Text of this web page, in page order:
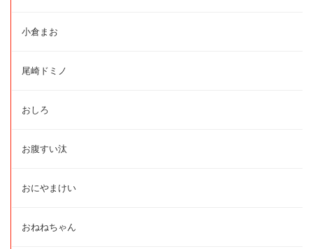
小倉まお
尾崎ドミノ
おしろ
お腹すい汰
おにやまけい
おねねちゃん